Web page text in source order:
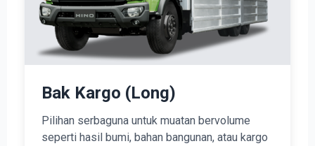
Bak Kargo (Long)
Pilihan serbaguna untuk muatan bervolume
seperti hasil bumi, bahan bangunan, atau kargo